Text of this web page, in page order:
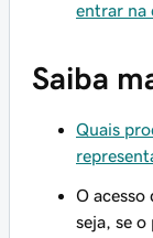
entrar na
Saiba
Quais
O acesso
seja, se